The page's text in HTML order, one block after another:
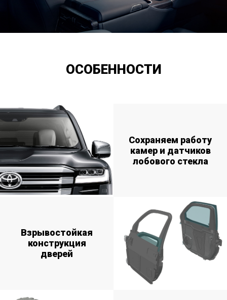
ОСОБЕННОСТИ
Сохраняем работу
камер и датчиков
лобового стекла
Взрывостойкая
конструкция
дверей